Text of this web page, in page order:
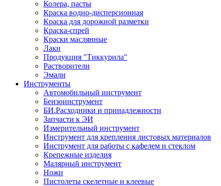
Колера, пасты
Краска водно-дисперсионная
Краска для дорожной разметки
Краска-спрей
Краски маслянные
Лаки
Продукция "Тиккурила"
Растворители
Эмали
Инструменты
Автомобильный инструмент
Бензоинструмент
БИ.Расходники и принадлежности
Запчасти к ЭИ
Измерительный инструмент
Инструмент для крепления листовых материалов
Инструмент для работы с кафелем и стеклом
Крепежные изделия
Малярный инструмент
Ножи
Пистолеты скелетные и клеевые